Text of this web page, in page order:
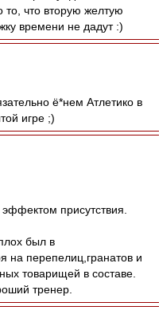
то, что вторую желтую
времени не дадут :)
ё*нем Атлетико в
игре ;)
присутствия.
был в
на перепелиц,гранатов и
товарищей в составе.
тренер.